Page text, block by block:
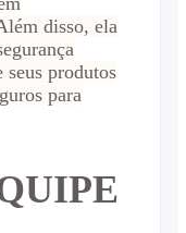
disso, ela
seus produtos
para